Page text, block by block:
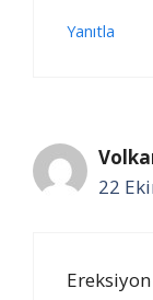
Yanıtla
22
Ereksiyon